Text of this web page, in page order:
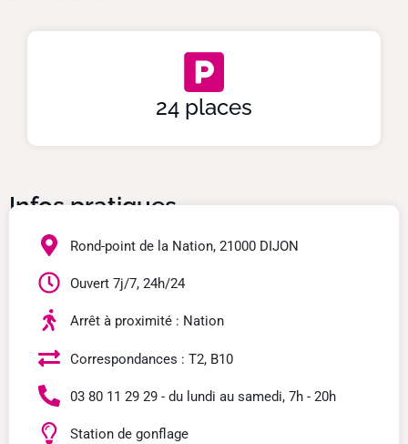
24 places
Infos pratiques
Rond-point de la Nation, 21000 DIJON
Ouvert 7j/7, 24h/24
Arrêt à proximité : Nation
Correspondances : T2, B10
03 80 11 29 29 - du lundi au samedi, 7h - 20h
Station de gonflage